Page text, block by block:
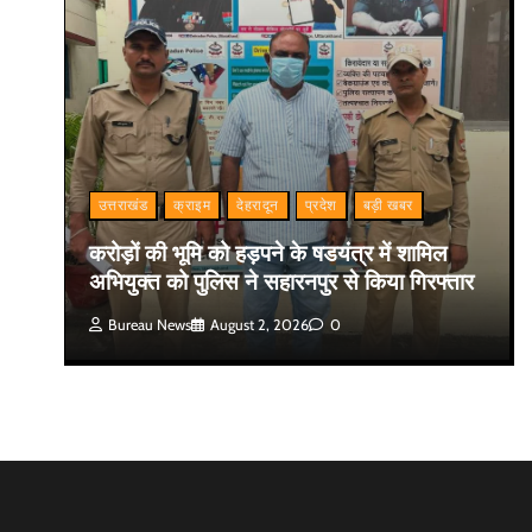
उत्तराखंड क्राइम देहरादून प्रदेश बड़ी खबर
करोड़ों की भूमि को हड़पने के षडयंत्र में शामिल
अभियुक्त को पुलिस ने सहारनपुर से किया गिरफ्तार
Bureau News August 2, 2026 0